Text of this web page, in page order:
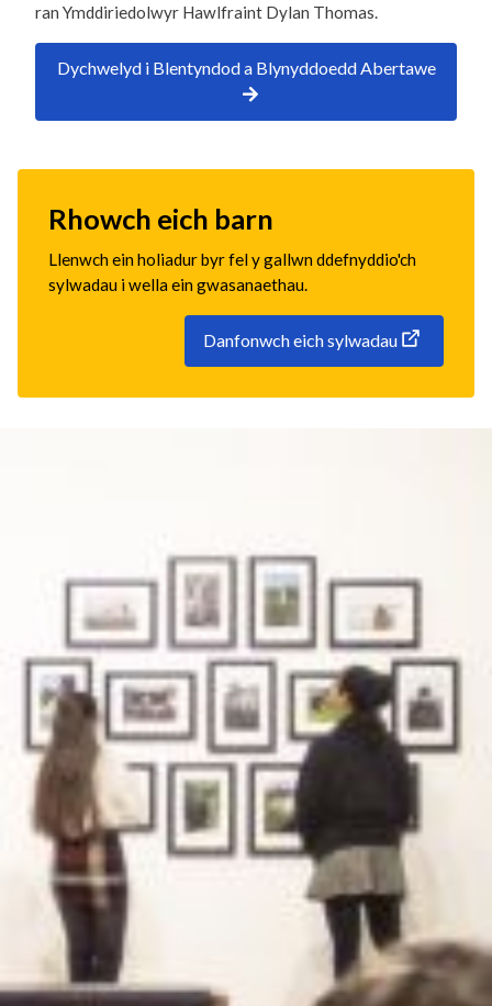
ran Ymddiriedolwyr Hawlfraint Dylan Thomas.
Dychwelyd i Blentyndod a Blynyddoedd Abertawe
Rhowch eich barn
Llenwch ein holiadur byr fel y gallwn ddefnyddio'ch
sylwadau i wella ein gwasanaethau.
Danfonwch eich sylwadau